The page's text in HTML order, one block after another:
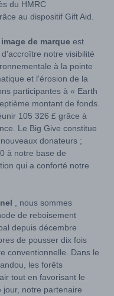
du HMRC
au dispositif Gift Aid.
de marque est
notre visibilité
à la pointe
et l'érosion de la
participantes à « Earth
montant de fonds.
105 326 £ grâce à
Le Big Give constitue
donateurs ;
à notre base de
qui a conforté notre
, nous sommes
de reboisement
depuis décembre
de pousser dix fois
conventionnelle. Dans le
les forêts
tout en favorisant le
jour, notre partenaire